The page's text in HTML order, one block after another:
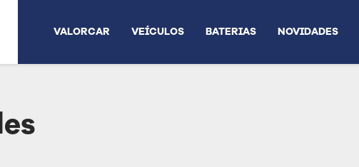
VALORCAR VEÍCULOS BATERIAS NOVIDADES